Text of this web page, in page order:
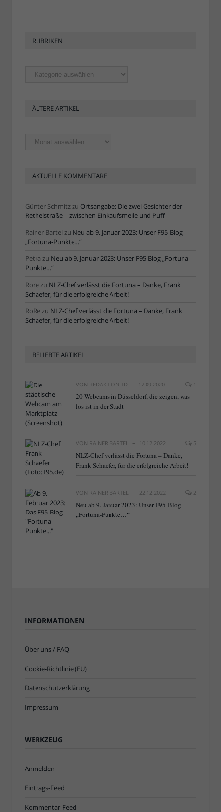
RUBRIKEN
Rubriken
ÄLTERE ARTIKEL
Ältere
AKTUELLE KOMMENTARE
Günter Schmitzzu Ortsangabe: Die zwei Gesichter der
Rethelstraße – zwischen Einkaufsmeile und Puff
Rainer Bartel zu Neu ab 9. Januar 2023: Unser F95-Blog
„Fortuna-Punkte…“
Petra zu Neu ab 9. Januar 2023: Unser F95-Blog „Fortuna-
Punkte…“
Rorezu NLZ-Chef verlässt die Fortuna – Danke, Frank
Schaefer, für die erfolgreiche Arbeit!
RoRezu NLZ-Chef verlässt die Fortuna – Danke, Frank
Schaefer, für die erfolgreiche Arbeit!
BELIEBTE ARTIKEL
VON REDAKTION TD 17.09.2020 1
20 Webcams in Düsseldorf, die zeigen, was
los ist in der Stadt
VON RAINER BARTEL 10.12.2022 5
NLZ-Chef verlässt die Fortuna – Danke,
Frank Schaefer, für die erfolgreiche Arbeit!
VON RAINER BARTEL 22.12.2022 2
Neu ab 9. Januar 2023: Unser F95-Blog
„Fortuna-Punkte…“
INFORMATIONEN
Über uns / FAQ
Cookie-Richtlinie (EU)
Datenschutzerklärung
Impressum
WERKZEUG
Anmelden
Eintrags-Feed
Kommentar-Feed